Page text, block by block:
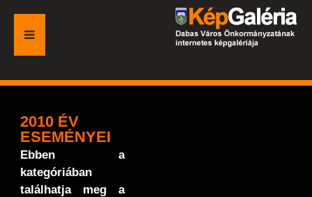
FŐOLDAL
GALÉRIA
ESEMÉNYEK
VÁROSI HONLAP
2010 ÉV
ESEMÉNYEI
Ebben a
kategóriában
találhatja meg a